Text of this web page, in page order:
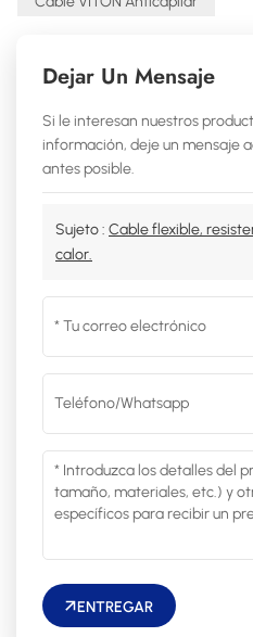
Dejar Un Mensaje
Si le interesan nuestros
información, deje un mensaje
antes posible.
Sujeto : Cable flexible,
calor.
ENTREGAR